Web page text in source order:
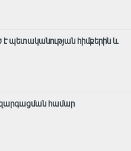
պետականության հիմքերին և
համար